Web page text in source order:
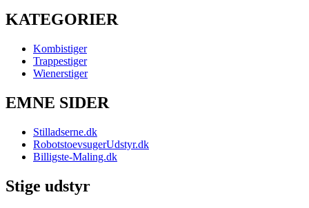
KATEGORIER
Kombistiger
Trappestiger
Wienerstiger
EMNE SIDER
Stilladserne.dk
RobotstoevsugerUdstyr.dk
Billigste-Maling.dk
Stige udstyr